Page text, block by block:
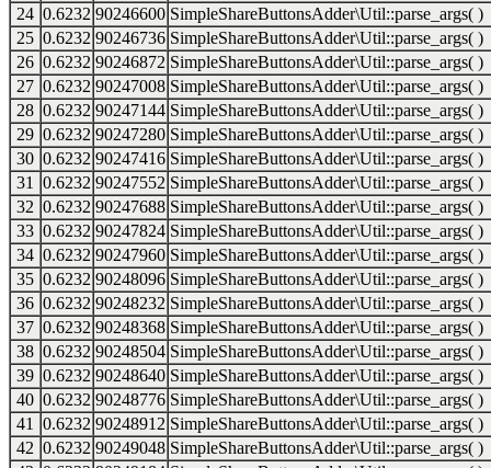
24 0.6232 90246600 SimpleShareButtonsAdder\Util::parse_args( )
25 0.6232 90246736 SimpleShareButtonsAdder\Util::parse_args( )
26 0.6232 90246872 SimpleShareButtonsAdder\Util::parse_args( )
27 0.6232 90247008 SimpleShareButtonsAdder\Util::parse_args( )
28 0.6232 90247144 SimpleShareButtonsAdder\Util::parse_args( )
29 0.6232 90247280 SimpleShareButtonsAdder\Util::parse_args( )
30 0.6232 90247416 SimpleShareButtonsAdder\Util::parse_args( )
31
0.6232 90247552 SimpleShareButtonsAdder\Util::parse_args( )
32 0.6232 90247688 SimpleShareButtonsAdder\Util::parse_args( )
33 0.6232 90247824 SimpleShareButtonsAdder\Util::parse_args( )
34 0.6232 90247960 SimpleShareButtonsAdder\Util::parse_args( )
35 0.6232 90248096 SimpleShareButtonsAdder\Util::parse_args( )
36 0.6232 90248232 SimpleShareButtonsAdder\Util::parse_args( )
37 0.6232 90248368 SimpleShareButtonsAdder\Util::parse_args( )
38 0.6232 90248504 SimpleShareButtonsAdder\Util::parse_args( )
39 0.6232 90248640 SimpleShareButtonsAdder\Util::parse_args( )
40 0.6232 90248776 SimpleShareButtonsAdder\Util::parse_args( )
41
0.6232 90248912 SimpleShareButtonsAdder\Util::parse_args( )
42 0.6232 90249048 SimpleShareButtonsAdder\Util::parse_args( )